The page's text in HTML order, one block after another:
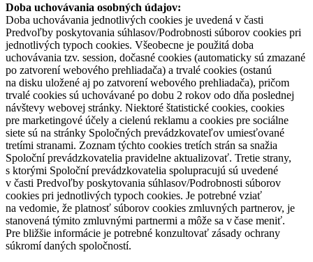
Doba uchovávania osobných údajov:
Doba uchovávania jednotlivých cookies je uvedená v časti
Predvoľby poskytovania súhlasov/Podrobnosti súborov cookies pri
jednotlivých typoch cookies. Všeobecne je použitá doba
uchovávania tzv. session, dočasné cookies (automaticky sú zmazané
po zatvorení webového prehliadača) a trvalé cookies (ostanú
na disku uložené aj po zatvorení webového prehliadača), pričom
trvalé cookies sú uchovávané po dobu 2 rokov odo dňa poslednej
návštevy webovej stránky. Niektoré štatistické cookies, cookies
pre marketingové účely a cielenú reklamu a cookies pre sociálne
siete sú na stránky Spoločných prevádzkovateľov umiesťované
tretími stranami. Zoznam týchto cookies tretích strán sa snažia
Spoloční prevádzkovatelia pravidelne aktualizovať. Tretie strany,
s ktorými Spoloční prevádzkovatelia spolupracujú sú uvedené
v časti Predvoľby poskytovania súhlasov/Podrobnosti súborov
cookies pri jednotlivých typoch cookies. Je potrebné vziať
na vedomie, že platnosť súborov cookies zmluvných partnerov, je
stanovená týmito zmluvnými partnermi a môže sa v čase meniť.
Pre bližšie informácie je potrebné konzultovať zásady ochrany
súkromí daných spoločností.